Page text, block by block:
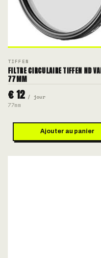
TIFFEN
FILTRE CIRCULAIRE TIFFEN ND
77MM
€ 12 / jour
77mm
Ajouter au panier